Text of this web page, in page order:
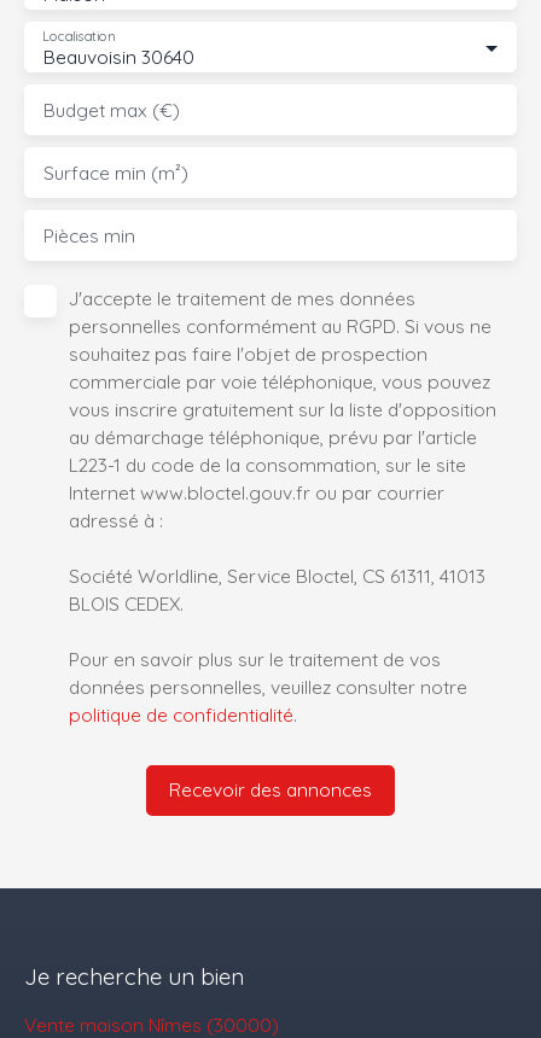
Beauvoisin 30640
Localisation
Budget max (€)
Surface min (m²)
Pièces min
J'accepte le traitement de mes données
personnelles conformément au RGPD. Si vous ne
souhaitez pas faire l'objet de prospection
commerciale par voie téléphonique, vous pouvez
vous inscrire gratuitement sur la liste d'opposition
au démarchage téléphonique, prévu par l'article
L223-1 du code de la consommation, sur le site
Internet www.bloctel.gouv.fr ou par courrier
adressé à :
Société Worldline, Service Bloctel, CS 61311, 41013
BLOIS CEDEX.
Pour en savoir plus sur le traitement de vos
données personnelles, veuillez consulter notre
politique de confidentialité.
Recevoir des annonces
Je recherche un bien
Vente maison Nîmes (30000)